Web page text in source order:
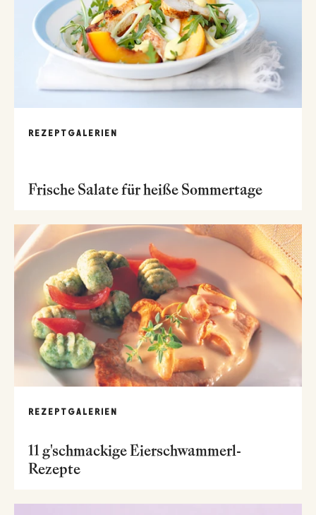
REZEPTGALERIEN
Frische Salate für heiße Sommertage
REZEPTGALERIEN
11 g'schmackige Eierschwammerl-
Rezepte